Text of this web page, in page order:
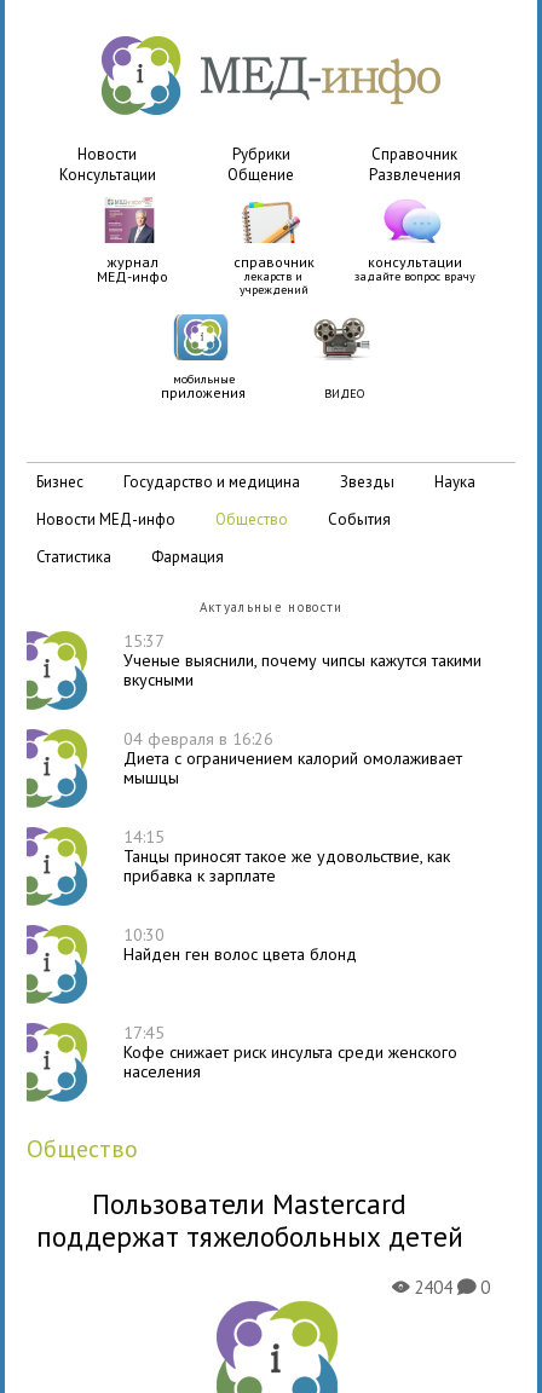
Новости Рубрики
Справочник
Консультации
Общение Развлечения
журнал
МЕД-инфо
справочник
лекарств и
учреждений
консультации
задайте вопрос врачу
мобильные
приложения ВИДЕО
бизнес государство и медицина звезды
наука
новости МЕД-инфо
общество
события
статистика
фармация
Актуальные новости
15:37
Ученые выяснили, почему чипсы кажутся такими
вкусными
04 февраля в 16:26
Диета с ограничением калорий омолаживает
мышцы
14:15
Танцы приносят такое же удовольствие, как
прибавка к зарплате
10:30
Найден ген волос цвета блонд
17:45
Кофе снижает риск инсульта среди женского
населения
общество
Пользователи Mastercard
поддержат тяжелобольных детей
X2404K0